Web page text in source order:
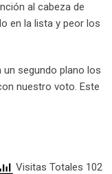
al cabeza de
en la lista y peor los
segundo plano los
nuestro voto. Este
Visitas Totales 102